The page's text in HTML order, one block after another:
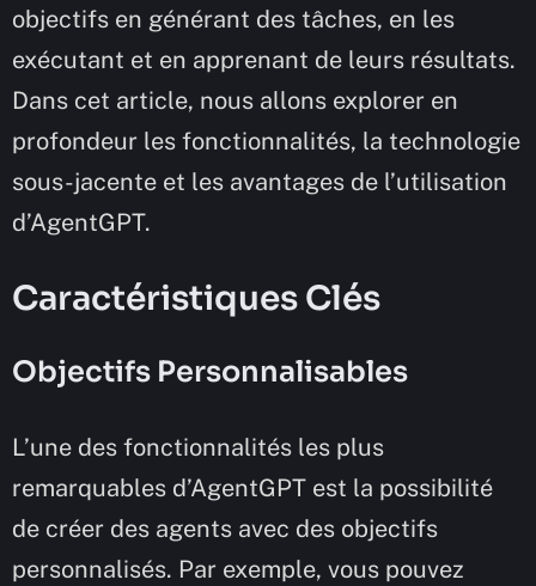
objectifs en générant des tâches, en les
exécutant et en apprenant de leurs résultats.
Dans cet article, nous allons explorer en
profondeur les fonctionnalités, la technologie
sous-jacente et les avantages de l’utilisation
d’AgentGPT.
Caractéristiques Clés
Objectifs Personnalisables
L’une des fonctionnalités les plus
remarquables d’AgentGPT est la possibilité
de créer des agents avec des objectifs
personnalisés. Par exemple, vous pouvez